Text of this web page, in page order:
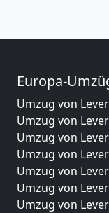
Europa-
Umzug von
Umzug von
Umzug von
Umzug von
Umzug von
Umzug von
Umzug von